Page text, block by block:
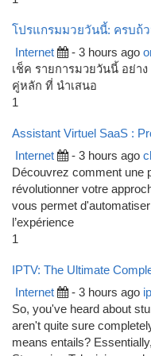
โปรแกรมมวยวันนี้: ครบถ้
Internet - 3 hours ago
เช็ค รายการมวยวันนี้ อย่า
คู่หลัก ที่ นำเสนอ
1
Assistant Virtuel SaaS :
Internet - 3 hours ago
Découvrez comment une
révolutionner votre
vous permet
l’expérience
1
IPTV: The Ultimate
Internet - 3 hours ago
So, you've heard about
aren't quite sure
means entails?